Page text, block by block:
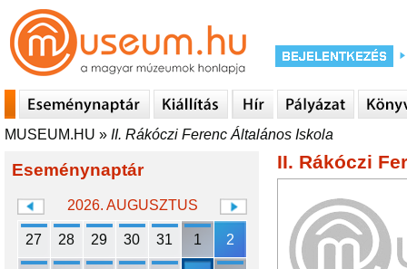
MUSEUM.HU » II. Rákóczi Ferenc Általános Iskola
Eseménynaptár
2026. AUGUSZTUS
27 28 29 30 31 1 2
II. Rákóczi